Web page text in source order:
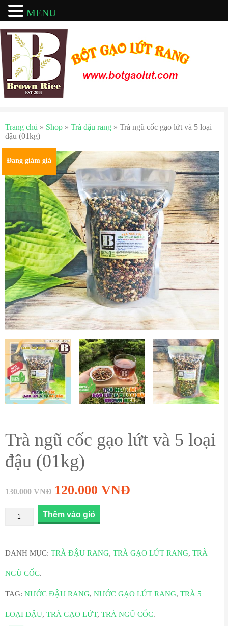
Trang chủ » Shop » Trà đậu rang » Trà ngũ cốc gạo lứt và 5 loại
đậu (01kg)
Đang giảm giá
Trà ngũ cốc gạo lứt và 5 loại
đậu (01kg)
130.000VNĐ 120.000 VNĐ
Thêm vào giỏ
DANH MỤC: TRÀ ĐẬU RANG, TRÀ GẠO LỨT RANG, TRÀ
NGŨ CỐC.
TAG: NƯỚC ĐẬU RANG, NƯỚC GẠO LỨT RANG, TRÀ 5
LOẠI ĐẬU, TRÀ GẠO LỨT, TRÀ NGŨ CỐC.
MENU